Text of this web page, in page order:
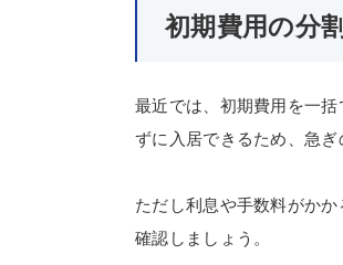
初期費用の分
最近では、初期費用を一
ずに入居できるため、急ぎ
ただし利息や手数料がか
確認しましょう。